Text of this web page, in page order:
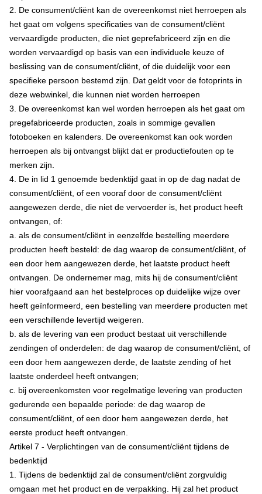
2. De consument/cliënt kan de overeenkomst niet herroepen als
het gaat om volgens specificaties van de consument/cliënt
vervaardigde producten, die niet geprefabriceerd zijn en die
worden vervaardigd op basis van een individuele keuze of
beslissing van de consument/cliënt, of die duidelijk voor een
specifieke persoon bestemd zijn. Dat geldt voor de fotoprints in
deze webwinkel, die kunnen niet worden herroepen
3. De overeenkomst kan wel worden herroepen als het gaat om
pregefabriceerde producten, zoals in sommige gevallen
fotoboeken en kalenders. De overeenkomst kan ook worden
herroepen als bij ontvangst blijkt dat er productiefouten op te
merken zijn.
4. De in lid 1 genoemde bedenktijd gaat in op de dag nadat de
consument/cliënt, of een vooraf door de consument/cliënt
aangewezen derde, die niet de vervoerder is, het product heeft
ontvangen, of:
a. als de consument/cliënt in eenzelfde bestelling meerdere
producten heeft besteld: de dag waarop de consument/cliënt, of
een door hem aangewezen derde, het laatste product heeft
ontvangen. De ondernemer mag, mits hij de consument/cliënt
hier voorafgaand aan het bestelproces op duidelijke wijze over
heeft geïnformeerd, een bestelling van meerdere producten met
een verschillende levertijd weigeren.
b. als de levering van een product bestaat uit verschillende
zendingen of onderdelen: de dag waarop de consument/cliënt, of
een door hem aangewezen derde, de laatste zending of het
laatste onderdeel heeft ontvangen;
c. bij overeenkomsten voor regelmatige levering van producten
gedurende een bepaalde periode: de dag waarop de
consument/cliënt, of een door hem aangewezen derde, het
eerste product heeft ontvangen.
Artikel 7 - Verplichtingen van de consument/cliënt tijdens de
bedenktijd
1. Tijdens de bedenktijd zal de consument/cliënt zorgvuldig
omgaan met het product en de verpakking. Hij zal het product